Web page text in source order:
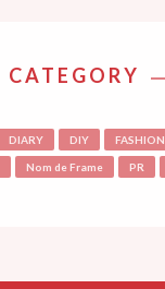
CATEGORY
DIARY DIY FASHION
Nom de Frame PR